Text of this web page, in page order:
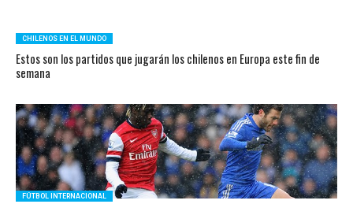
CHILENOS EN EL MUNDO
Estos son los partidos que jugarán los chilenos en Europa este fin de
semana
FÚTBOL INTERNACIONAL